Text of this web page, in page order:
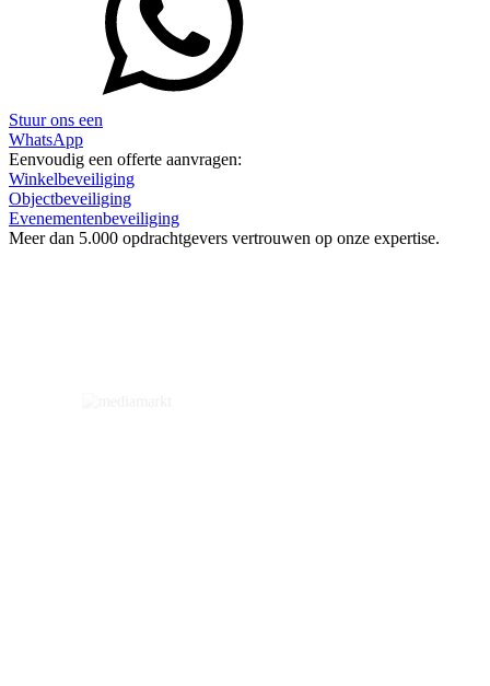
Stuur ons een
WhatsApp
Eenvoudig een offerte aanvragen:
Winkelbeveiliging
Objectbeveiliging
Evenementenbeveiliging
Meer dan 5.000 opdrachtgevers vertrouwen op onze expertise.